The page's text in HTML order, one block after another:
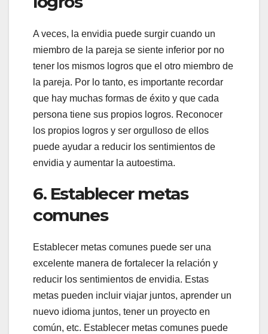
A veces, la envidia puede surgir cuando un
miembro de la pareja se siente inferior por no
tener los mismos logros que el otro miembro de
la pareja. Por lo tanto, es importante recordar
que hay muchas formas de éxito y que cada
persona tiene sus propios logros. Reconocer
los propios logros y ser orgulloso de ellos
puede ayudar a reducir los sentimientos de
envidia y aumentar la autoestima.
6. Establecer metas
comunes
Establecer metas comunes puede ser una
excelente manera de fortalecer la relación y
reducir los sentimientos de envidia. Estas
metas pueden incluir viajar juntos, aprender un
nuevo idioma juntos, tener un proyecto en
común, etc. Establecer metas comunes puede